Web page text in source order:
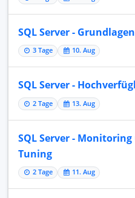
SQL Server -
3 Tage 10. Aug
SQL Server -
2 Tage 13. Aug
SQL Server -
Tuning
2 Tage 11. Aug